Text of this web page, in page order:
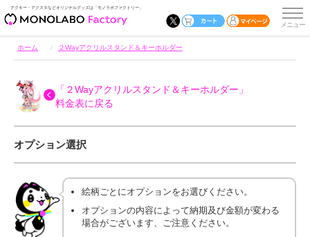
アクキー・アクスタなどオリジナルグッズは「モノラボファクトリー」
ホーム ２Wayアクリルスタンド＆キーホルダー
「２Wayアクリルスタンド＆キーホルダー」
料金表に戻る
オプション選択
絵柄ごとにオプションをお選びください。
オプションの内容によって納期及び金額が変わる
場合がございます、ご注意ください。